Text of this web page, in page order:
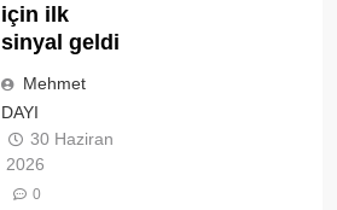
için ilk
sinyal geldi
Mehmet
DAYI
30 Haziran
2026
0